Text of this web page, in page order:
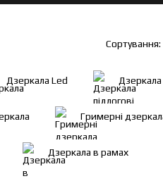
Сортування:
Дзеркала Led Дзеркала
Гримерні
Дзеркала в рамах